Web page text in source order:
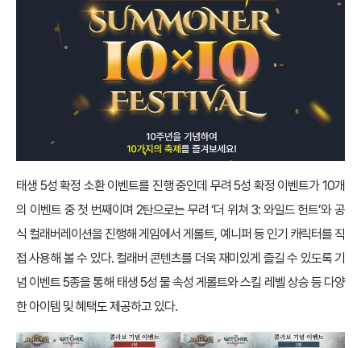
태생 5성 확정 소환 이벤트를 진행 중인데 무려 5성 확정 이벤트가 10개
의 이벤트 중 첫 번째이며 2탄으로는 무려 ‘더 위쳐 3: 와일드 헌트’와 공
식 컬래버레이션을 진행해 게임에서 게롤트, 예니퍼 등 인기 캐릭터를 직
접 사용해 볼 수 있다. 컬래버 콘텐츠를 더욱 재미있게 즐길 수 있도록 기
념 이벤트 5종을 통해 태생 5성 물 속성 게롤트와 스킬 레벨 상승 등 다양
한 아이템 및 혜택도 제공하고 있다.